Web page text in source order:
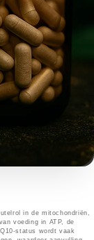
in de mitochondriën,
voeding in ATP, de
status wordt vaak